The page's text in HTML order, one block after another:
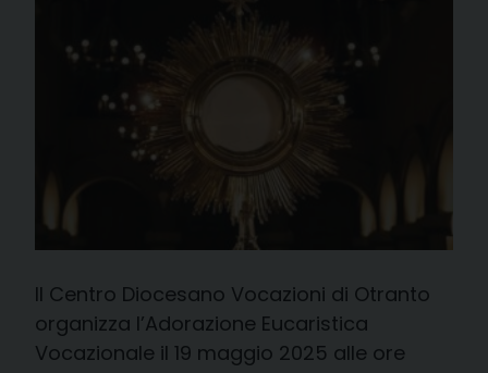
Il Centro Diocesano Vocazioni di Otranto
organizza l’Adorazione Eucaristica
Vocazionale il 19 maggio 2025 alle ore